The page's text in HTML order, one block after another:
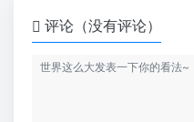
评论（没有评论）